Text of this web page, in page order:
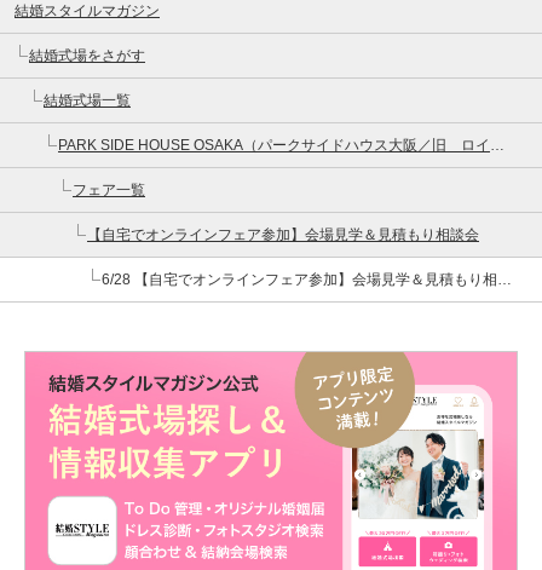
結婚スタイルマガジン
結婚式場をさがす
結婚式場一覧
PARK SIDE HOUSE OSAKA（パークサイドハウス大阪／旧 ロイヤルガーデン大阪梅田）
フェア一覧
【自宅でオンラインフェア参加】会場見学＆見積もり相談会
6/28 【自宅でオンラインフェア参加】会場見学＆見積もり相談会